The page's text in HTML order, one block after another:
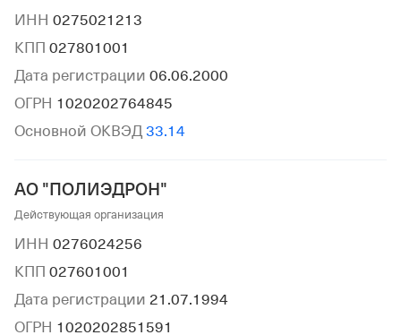
ИНН 0275021213
КПП 027801001
Дата регистрации 06.06.2000
ОГРН 1020202764845
Основной ОКВЭД 33.14
АО "ПОЛИЭДРОН"
Действующая организация
ИНН 0276024256
КПП 027601001
Дата регистрации 21.07.1994
ОГРН 1020202851591